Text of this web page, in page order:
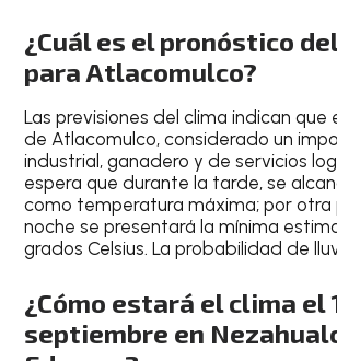
¿Cuál es el pronóstico
para Atlacomulco?
Lasprevisiones del clima indican que
de Atlacomulco, considerado un
industrial, ganadero y de servicios
espera que durante la tarde, se
como temperatura máxima; por otra
noche se presentará la mínima
grados Celsius. Laprobabilidad de
¿Cómo estará el clima el
septiembre en